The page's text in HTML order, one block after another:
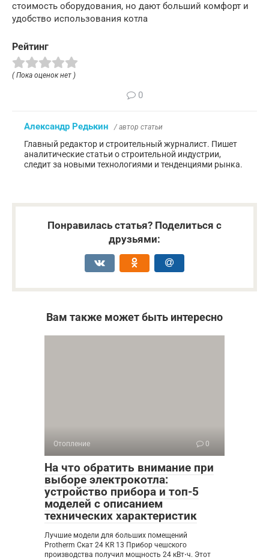
стоимость оборудования, но дают больший комфорт и
удобство использования котла
Рейтинг
( Пока оценок нет )
0
Александр Редькин / автор статьи
Главный редактор и строительный журналист. Пишет
аналитические статьи о строительной индустрии,
следит за новыми технологиями и тенденциями рынка.
Понравилась статья? Поделиться с
друзьями:
Вам также может быть интересно
Отопление 0
На что обратить внимание при
выборе электрокотла:
устройство прибора и топ-5
моделей с описанием
технических характеристик
Лучшие модели для больших помещений
Protherm Скат 24 КR 13 Прибор чешского
производства получил мощность 24 кВт⋅ч. Этот